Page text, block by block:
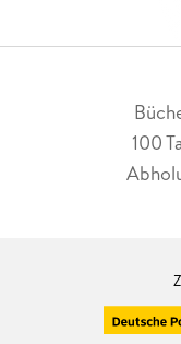
100